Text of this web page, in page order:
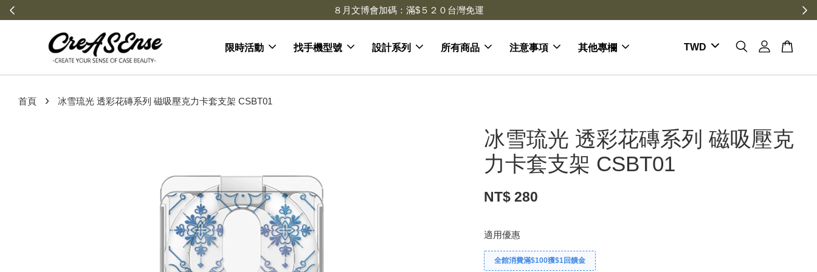
８月文博會加碼：滿$５２０台灣免運
限時活動 找手機型號 設計系列 所有商品 注意事項 其他專欄
首頁 › 冰雪琉光 透彩花磚系列 磁吸壓克力卡套支架 CSBT01
冰雪琉光 透彩花磚系列 磁吸壓克
力卡套支架 CSBT01
NT$ 280
適用優惠
全館消費滿$100獲$1回饋金